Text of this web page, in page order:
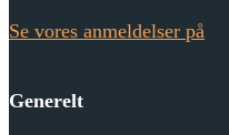
Se vores anmeldelser på
Generelt